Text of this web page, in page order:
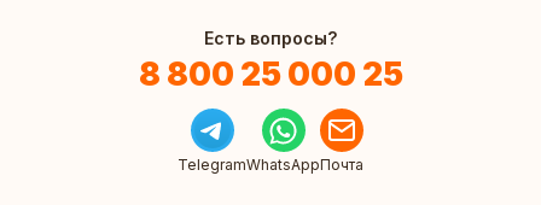
Есть вопросы?
8 800 25 000 25
TelegramWhatsAppПочта